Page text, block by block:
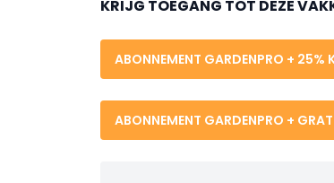
KRIJG TOEGANG TOT DEZE
ABONNEMENT GARDENPRO + 25%
ABONNEMENT GARDENPRO +